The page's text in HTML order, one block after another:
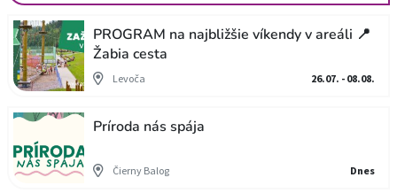
PROGRAM na najbližšie víkendy v areáli 📍
Žabia cesta
Levoča 26.07. - 08.08.
Príroda nás spája
Čierny Balog Dnes